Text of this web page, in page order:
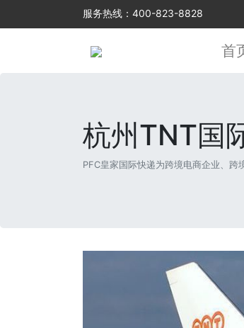
服务热线：400-823-8828
首
杭州TNT国
PFC皇家国际快递为跨境电商企业、